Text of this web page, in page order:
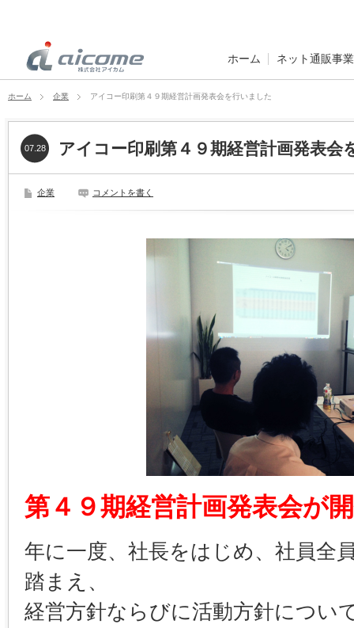
ホーム ネット通販事
ホーム 企業 アイコー印刷第４９期経営計画発表会を行いました
アイコー印刷第４９期経営計画発表会
07.28
企業 コメントを書く
第４９期経営計画発表会が
年に一度、社長をはじめ、社員全
踏まえ、
経営方針ならびに活動方針につい